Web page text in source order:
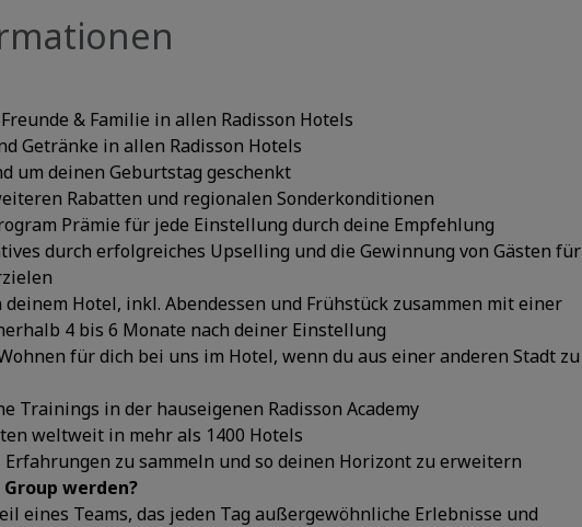
& Familie in allen Radisson Hotels
Getränke in allen Radisson Hotels
um deinen Geburtstag geschenkt
Rabatten und regionalen Sonderkonditionen
Prämie für jede Einstellung durch deine Empfehlung
durch erfolgreiches Upselling und die Gewinnung von Gästen für
Hotel, inkl. Abendessen und Frühstück zusammen mit einer
4 bis 6 Monate nach deiner Einstellung
für dich bei uns im Hotel, wenn du aus einer anderen Stadt zu
Trainings in der hauseigenen Radisson Academy
weltweit in mehr als 1400 Hotels
zu sammeln und so deinen Horizont zu erweitern
werden?
eines Teams, das jeden Tag außergewöhnliche Erlebnisse und